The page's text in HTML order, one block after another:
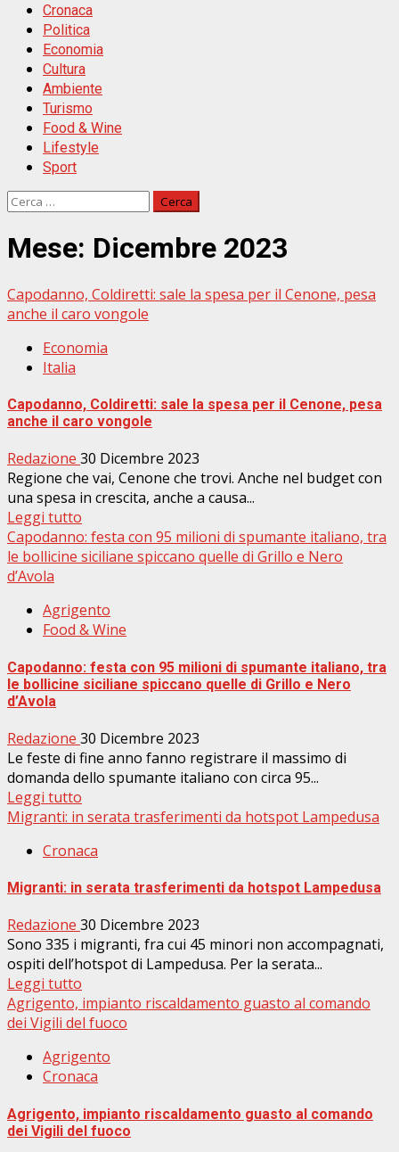
Cronaca
Politica
Economia
Cultura
Ambiente
Turismo
Food & Wine
Lifestyle
Sport
Ricerca
Mese: Dicembre 2023
Capodanno, Coldiretti: sale la spesa per il Cenone, pesa
anche il caro vongole
Economia
Italia
Capodanno, Coldiretti: sale la spesa per il Cenone, pesa
anche il caro vongole
Redazione 30 Dicembre 2023
Regione che vai, Cenone che trovi. Anche nel budget con
una spesa in crescita, anche a causa...
Leggi tutto
Capodanno: festa con 95 milioni di spumante italiano, tra
le bollicine siciliane spiccano quelle di Grillo e Nero
d’Avola
Agrigento
Food & Wine
Capodanno: festa con 95 milioni di spumante italiano, tra
le bollicine siciliane spiccano quelle di Grillo e Nero
d’Avola
Redazione 30 Dicembre 2023
Le feste di fine anno fanno registrare il massimo di
domanda dello spumante italiano con circa 95...
Leggi tutto
Migranti: in serata trasferimenti da hotspot Lampedusa
Cronaca
Migranti: in serata trasferimenti da hotspot Lampedusa
Redazione 30 Dicembre 2023
Sono 335 i migranti, fra cui 45 minori non accompagnati,
ospiti dell’hotspot di Lampedusa. Per la serata...
Leggi tutto
Agrigento, impianto riscaldamento guasto al comando
dei Vigili del fuoco
Agrigento
Cronaca
Agrigento, impianto riscaldamento guasto al comando
dei Vigili del fuoco